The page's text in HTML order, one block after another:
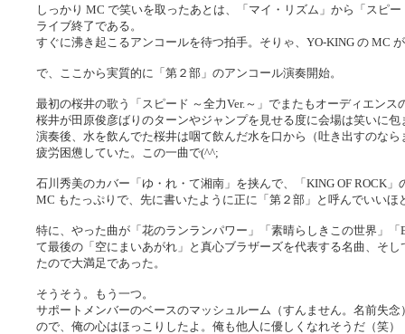
しっかり MC で笑いを取ったあとは、「マイ・リズム」から「スピ
ライブ終了である。
すぐに沸き起こるアンコールを待つ拍手。そりゃ、YO-KING の MC
で、ここから実質的に「第２部」のアンコール演奏開始。
最初の桜井の歌う「スピード ～全力Ver.～」でまたもオーディエンス
桜井が田原俊彦ばりのターンやジャンプを見せる度に会場は笑いに包
演奏後、水を飲んでた桜井は咽て飲んだ水を口から（吐き出すのな
疲労困憊していた。この一曲で(^^;
石川秀美のカバー「ゆ・れ・て湘南」を挟んで、「KING OF ROCK
MC もたっぷりで、先に書いたように正に「第２部」と呼んでいいほ
特に、やった曲が「花のランランパワー」「素晴らしきこの世界」「
て最後の「空にまいあがれ」と真心ブラザーズを代表する名曲、そ
たので大満足であった。
そうそう。もう一つ。
サポートメンバーのベースのマッシュルーム（すんません。名前失
ので、俺の心はほっこりしたよ。俺も他人に優しくなれそうだ（笑）